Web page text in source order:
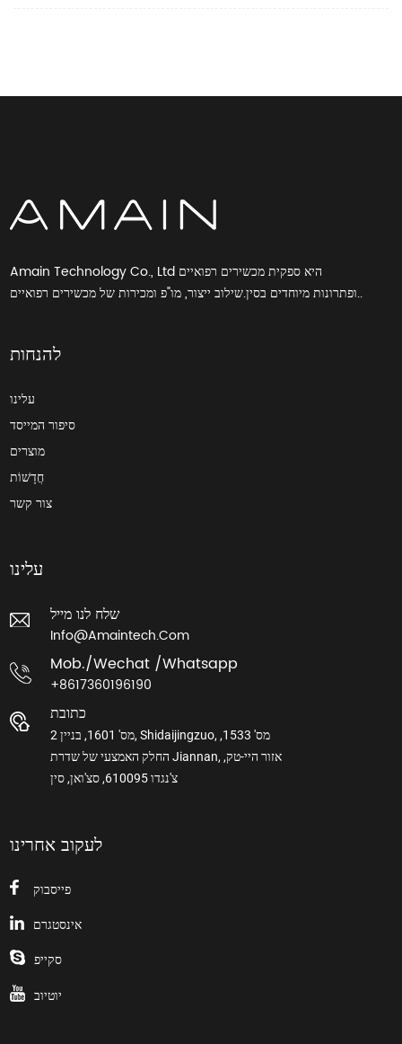
Amain Technology Co., Ltd היא ספקית מכשירים רפואיים
ופתרונות מיוחדים בסין.שילוב ייצור, מו"פ ומכירות של מכשירים רפואיים..
להנחות
עלינו
סיפור המייסד
מוצרים
חֲדָשׁוֹת
צור קשר
עלינו
שלח לנו מייל
Info@amaintech.com
Mob./wechat /whatsapp
+8617360196190
כתובת
מס' 1601, בניין 2, Shidaijingzuo, מס' 1533,
החלק האמצעי של שדרת Jiannan, אזור היי-טק,
צ'נגדו 610095, סצ'ואן, סין
לעקוב אחרינו
פייסבוק
אינסטגרם
סקייפ
יוטיוב